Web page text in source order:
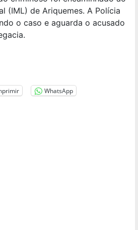
(IML) de Ariquemes. A Polícia
o caso e aguarda o acusado
WhatsApp